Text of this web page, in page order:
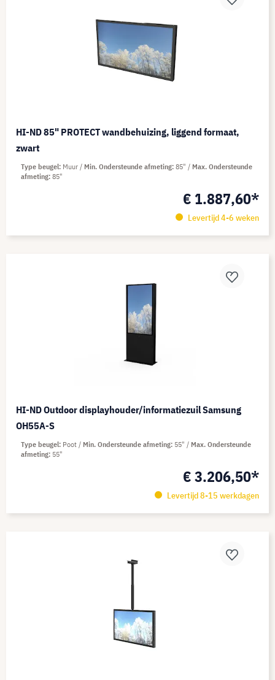
HI-ND 85" PROTECT wandbehuizing, liggend formaat,
zwart
€ 1.887,60*
Levertijd 4-6 weken
Type beugel Muur Min. Ondersteunde afmeting 85"
Max. Ondersteunde
afmeting 85"
HI-ND Outdoor displayhouder/informatiezuil Samsung
OH55A-S
€ 3.206,50*
Levertijd 8-15 werkdagen
Type beugel Poot Min. Ondersteunde afmeting 55"
Max. Ondersteunde
afmeting 55"